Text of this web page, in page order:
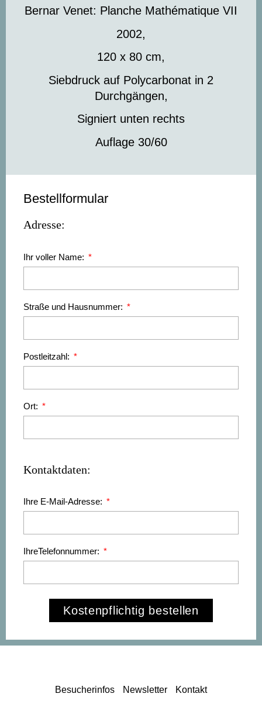
Bernar Venet: Planche Mathématique VII
2002,
120 x 80 cm,
Siebdruck auf Polycarbonat in 2
Durchgängen,
Signiert unten rechts
Auflage 30/60
Bestellformular
Adresse:
Ihr voller Name:
Straße und Hausnummer:
Postleitzahl:
Ort:
Kontaktdaten:
Ihre E-Mail-Adresse:
IhreTelefonnummer:
Kostenpflichtig bestellen
Besucherinfos Newsletter Kontakt